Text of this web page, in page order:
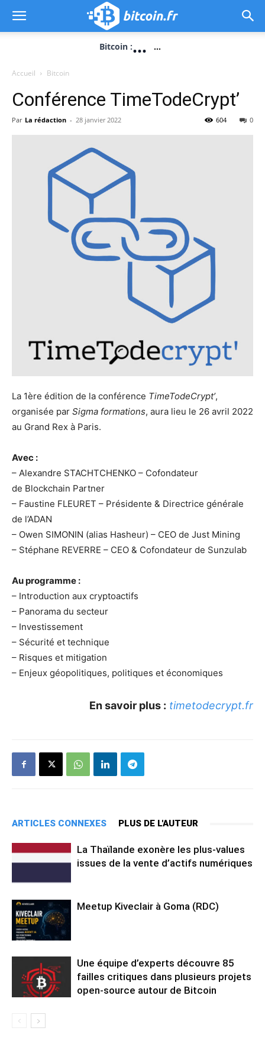
Bitcoin :... ...
Accueil Bitcoin
Conférence TimeTodeCrypt’
Par La rédaction - 28 janvier 2022 0
604
La 1ère édition de la conférence TimeTodeCrypt’,
organisée par Sigma formations, aura lieu le 26 avril 2022
au Grand Rex à Paris.
Avec :
– Alexandre STACHTCHENKO – Cofondateur
de Blockchain Partner
– Faustine FLEURET – Présidente & Directrice générale
de l’ADAN
– Owen SIMONIN (alias Hasheur) – CEO de Just Mining
– Stéphane REVERRE – CEO & Cofondateur de Sunzulab
Au programme :
– Introduction aux cryptoactifs
– Panorama du secteur
– Investissement
– Sécurité et technique
– Risques et mitigation
– Enjeux géopolitiques, politiques et économiques
En savoir plus : timetodecrypt.fr
ARTICLES CONNEXES PLUS DE L'AUTEUR
La Thaïlande exonère les plus-values
issues de la vente d’actifs numériques
Meetup Kiveclair à Goma (RDC)
Une équipe d’experts découvre 85
failles critiques dans plusieurs projets
open-source autour de Bitcoin